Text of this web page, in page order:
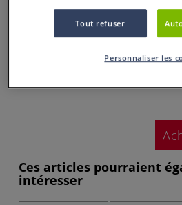
Les marqueurs Promarker Brush
double-pointe : une pointe pinceau
Ces articles pourraient
intéresser
Tout refuser
Personnaliser les